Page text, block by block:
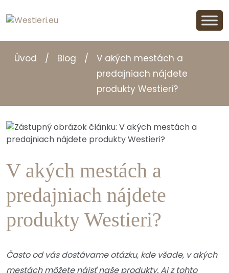
Úvod / Blog /
V akých mestách a
predajniach nájdete
produkty Westieri?
V akých mestách a
predajniach nájdete
produkty Westieri?
Často od vás dostávame otázku, kde všade, v akých
mestách môžete nájsť naše produkty. Aj z tohto